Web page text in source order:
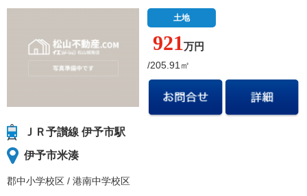
土地
921万円
/205.91㎡
ＪＲ予讃線 伊予市駅
伊予市米湊
郡中小学校区 / 港南中学校区